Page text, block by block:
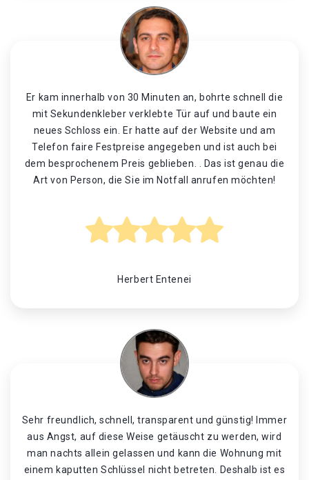
Er kam innerhalb von 30 Minuten an, bohrte schnell die
mit Sekundenkleber verklebte Tür auf und baute ein
neues Schloss ein. Er hatte auf der Website und am
Telefon faire Festpreise angegeben und ist auch bei
dem besprochenem Preis geblieben. . Das ist genau die
Art von Person, die Sie im Notfall anrufen möchten!
Herbert Entenei
Sehr freundlich, schnell, transparent und günstig! Immer
aus Angst, auf diese Weise getäuscht zu werden, wird
man nachts allein gelassen und kann die Wohnung mit
einem kaputten Schlüssel nicht betreten. Deshalb ist es